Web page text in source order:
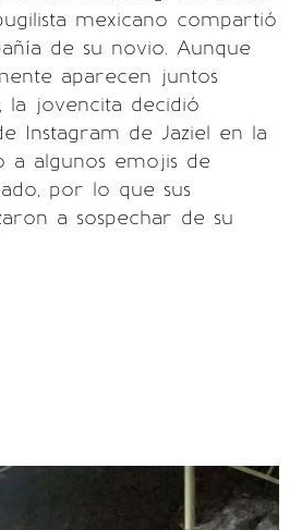
mexicano compartió
de su novio. Aunque
aparecen juntos
la jovencita decidió
Instagram de Jaziel en la
algunos emojis de
por lo que sus
a sospechar de su